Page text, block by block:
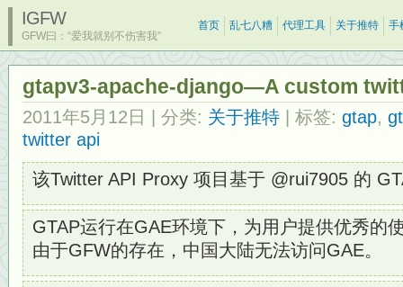
IGFW
GFW曰：“爱我就别不伤害我”
首页 乱七八糟 代理工具 关于推特 手
gtapv3-apache-django—A custom
2011年5月12日 | 分类: 关于推特 | 标签: gtap,
twitter api
该Twitter API Proxy 项目基于 @rui7905 的
GTAP运行在GAE环境下，为用户提供优秀的
由于GFW的存在，中国大陆无法访问GAE。